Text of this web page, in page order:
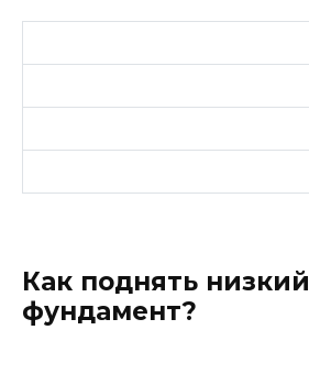
Как поднять низкий
фундамент?